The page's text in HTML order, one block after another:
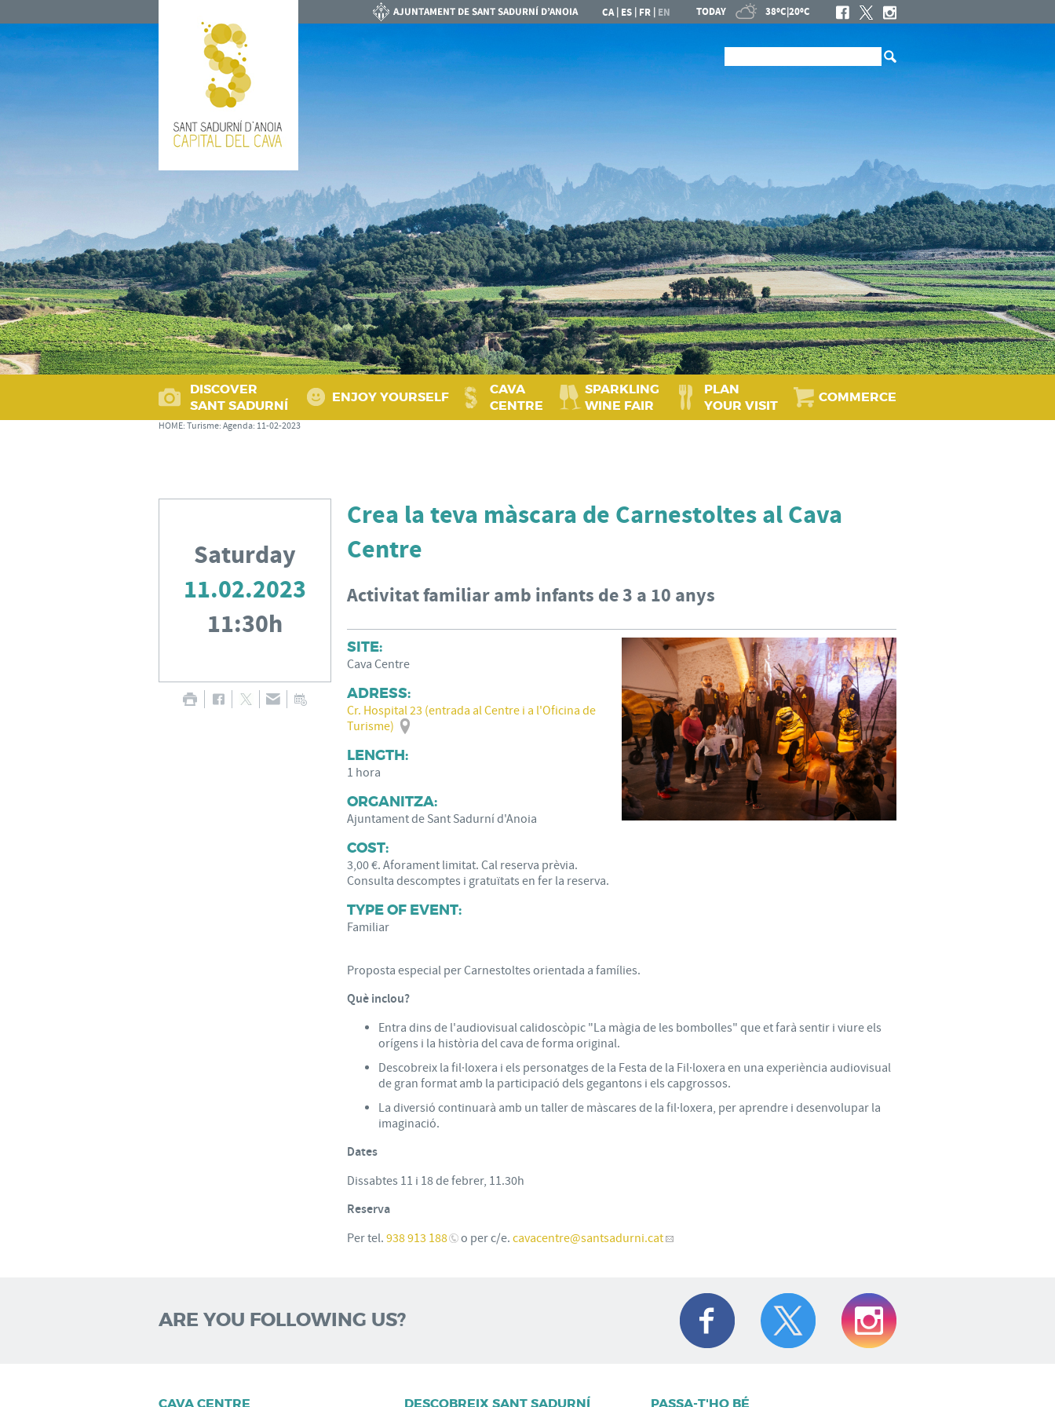
CA| ES | FR | EN TODAY 38ºC|20ºC
DISCOVER
SANT SADURNÍ
ENJOY YOURSELF
CAVA
CENTRE
SPARKLING
WINE FAIR
PLAN
YOUR VISIT
COMMERCE
HOME: Turisme: Agenda: 11-02-2023
Saturday
11.02.2023
11:30h
Crea la teva màscara de Carnestoltes al Cava
Centre
Activitat familiar amb infants de 3 a 10 anys
SITE:
Cava Centre
ADRESS:
Cr. Hospital 23 (entrada al Centre i a l'Oficina de
Turisme)
LENGTH:
1 hora
ORGANITZA:
Ajuntament de Sant Sadurní d'Anoia
COST:
3,00 €. Aforament limitat. Cal reserva prèvia.
Consulta descomptes i gratuïtats en fer la reserva.
TYPE OF EVENT:
Familiar
Proposta especial per Carnestoltes orientada a famílies.
Què inclou?
Entra dins de l'audiovisual calidoscòpic "La màgia de les bombolles" que et farà sentir i viure els
orígens i la història del cava de forma original.
Descobreix la fil·loxera i els personatges de la Festa de la Fil·loxera en una experiència audiovisual
de gran format amb la participació dels gegantons i els capgrossos.
La diversió continuarà amb un taller de màscares de la fil·loxera, per aprendre i desenvolupar la
imaginació.
Dates
Dissabtes 11 i 18 de febrer, 11.30h
Reserva
Per tel. 938 913 188 o per c/e. cavacentre@santsadurni.cat
ARE YOU FOLLOWING US?